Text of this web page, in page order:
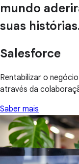
mundo
suas
Salesforce
Rentabilizar o
através da
Saber mais